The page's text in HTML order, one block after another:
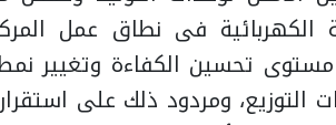
فى نطاق عمل المركز
تحسين الكفاءة وتغيير
ومردود ذلك على